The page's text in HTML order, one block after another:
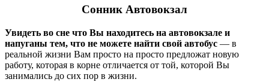
Сонник Автовокзал
Увидеть во сне что Вы находитесь на автовокзале и
напуганы тем, что не можете найти свой автобус — в
реальной жизни Вам просто на просто предложат новую
работу, которая в корне отличается от той, которой Вы
занимались до сих пор в жизни.